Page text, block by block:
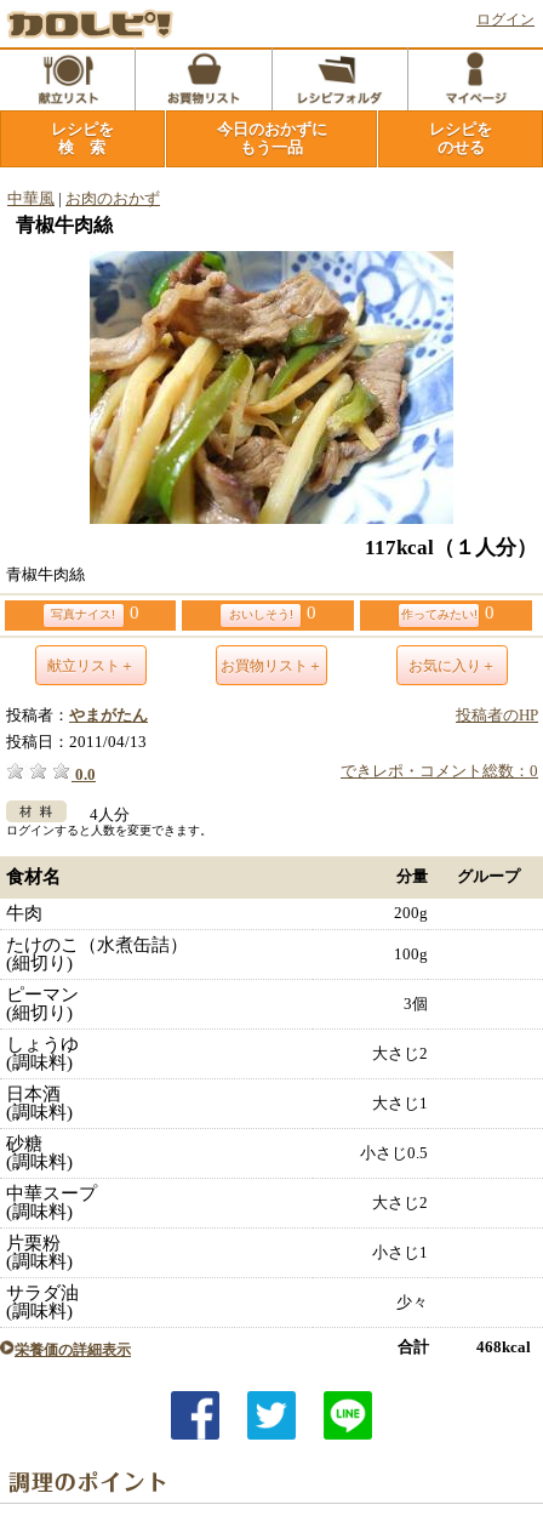
ログイン
レシピを
検 索
今日のおかずに
もう一品
レシピを
のせる
中華風 お肉のおかず
青椒牛肉絲
117kcal （１人分）
青椒牛肉絲
写真ナイス! 0 おいしそう! 0 作ってみたい! 0
献立リスト＋ お買物リスト＋ お気に入り＋
投稿者のHP
投稿者： やまがたん
投稿日： 2011/04/13
できレポ・コメント総数：0
0.0
4人分
ログインすると人数を変更できます。
食材名 分量 グループ
牛肉 200g
たけのこ（水煮缶詰）
(細切り)
100g
ピーマン
(細切り)
3個
しょうゆ
(調味料)
大さじ2
日本酒
(調味料)
大さじ1
砂糖
(調味料)
小さじ0.5
中華スープ
(調味料)
大さじ2
片栗粉
(調味料)
小さじ1
サラダ油
(調味料)
少々
栄養価の詳細表示 合計 468kcal